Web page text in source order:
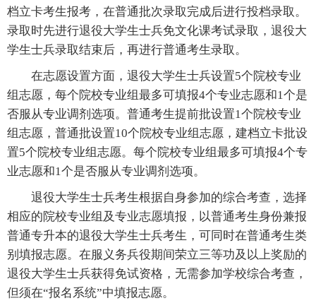
档立卡考生报考，在普通批次录取完成后进行投档录取。
录取时先进行退役大学生士兵免文化课考试录取，退役大
学生士兵录取结束后，再进行普通考生录取。
在志愿设置方面，退役大学生士兵设置5个院校专业
组志愿，每个院校专业组最多可填报4个专业志愿和1个是
否服从专业调剂选项。普通考生提前批设置1个院校专业
组志愿，普通批设置10个院校专业组志愿，建档立卡批设
置5个院校专业组志愿。每个院校专业组最多可填报4个专
业志愿和1个是否服从专业调剂选项。
退役大学生士兵考生根据自身参加的综合考查，选择
相应的院校专业组及专业志愿填报，以普通考生身份兼报
普通专升本的退役大学生士兵考生，可同时在普通考生类
别填报志愿。在服义务兵役期间荣立三等功及以上奖励的
退役大学生士兵获得免试资格，无需参加学校综合考查，
但须在“报名系统”中填报志愿。